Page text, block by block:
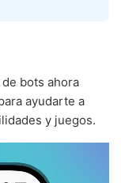
bots ahora
ayudarte a
y juegos.